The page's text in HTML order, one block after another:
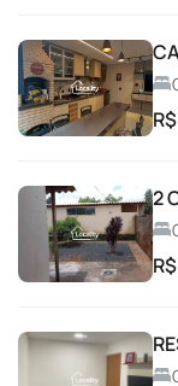
Churrasqueira
Coworking
Espaço Fitness
2